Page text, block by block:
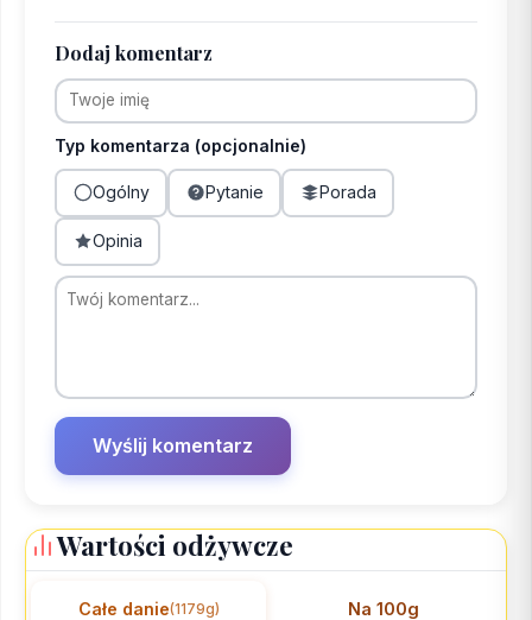
Dodaj komentarz
Typ komentarza (opcjonalnie)
Ogólny Pytanie Porada
Opinia
Wartości odżywcze
Całe danie(1179g) Na 100g